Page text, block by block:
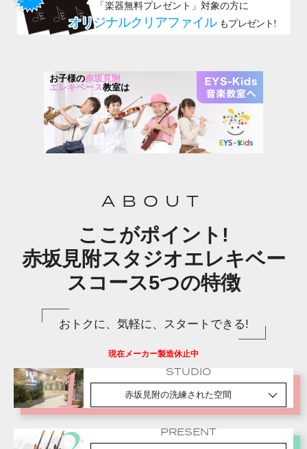
お子様の赤坂見附
エレキベース教室は
ABOUT
ここがポイント!
赤坂見附スタジオエレキベー
スコース5つの特徴
おトクに、気軽に、スタートできる!
現在メーカー製造休止中
STUDIO
赤坂見附の洗練された空間
PRESENT